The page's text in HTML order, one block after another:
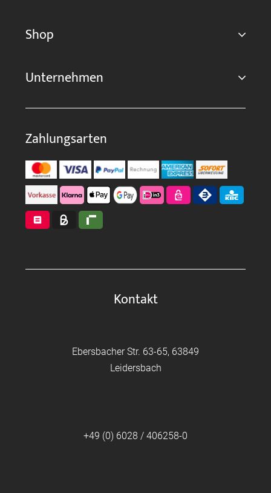
Shop
Unternehmen
Zahlungsarten
Kontakt
Ebersbacher Str. 63-65, 63849
Leidersbach
+49 (0) 6028 / 406258-0